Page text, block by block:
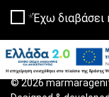
Έχω διαβάσει
© 2026